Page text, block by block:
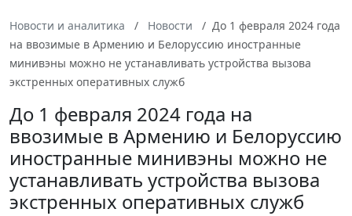
Новости и аналитика Новости
До 1 февраля 2024 года
на ввозимые в Армению и Белоруссию иностранные
минивэны можно не устанавливать устройства вызова
экстренных оперативных служб
До 1 февраля 2024 года на
ввозимые в Армению и Белоруссию
иностранные минивэны можно не
устанавливать устройства вызова
экстренных оперативных служб